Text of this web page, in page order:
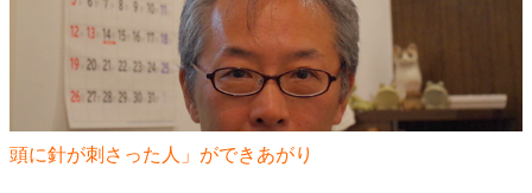
頭に針が刺さった人」ができあがり